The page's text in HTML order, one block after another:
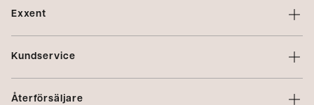
Exxent
Om Exxent
Profilering
Kundservice
Kontakta oss
Återförsäljare